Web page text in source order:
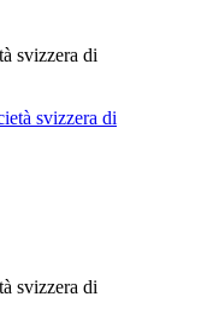
svizzera di
svizzera di